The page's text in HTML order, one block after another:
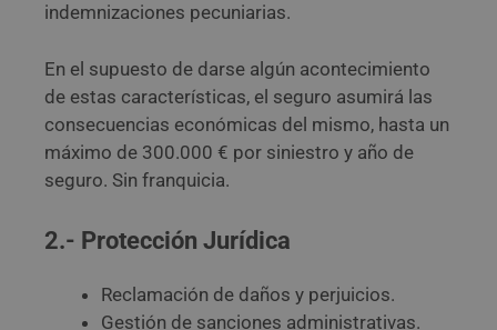
indemnizaciones pecuniarias.
En el supuesto de darse algún acontecimiento
de estas características, el seguro asumirá las
consecuencias económicas del mismo, hasta un
máximo de 300.000 € por siniestro y año de
seguro. Sin franquicia.
2.- Protección Jurídica
Reclamación de daños y perjuicios.
Gestión de sanciones administrativas.